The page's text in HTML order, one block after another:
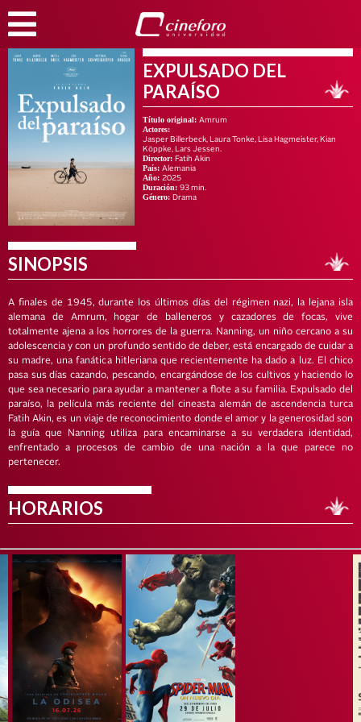
EXPULSADO DEL
PARAÍSO
Título original: Amrum
Actores:
Jasper Billerbeck, Laura Tonke, Lisa Hagmeister, Kian
Köppke, Lars Jessen.
Director: Fatih Akin
País: Alemania
Año: 2025
Duración: 93 min.
Género: Drama
SINOPSIS
A finales de 1945, durante los últimos días del régimen nazi, la lejana isla
alemana de Amrum, hogar de balleneros y cazadores de focas, vive
totalmente ajena a los horrores de la guerra. Nanning, un niño cercano a su
adolescencia y con un profundo sentido de deber, está encargado de cuidar a
su madre, una fanática hitleriana que recientemente ha dado a luz. El chico
pasa sus días cazando, pescando, encargándose de los cultivos y haciendo lo
que sea necesario para ayudar a mantener a flote a su familia. Expulsado del
paraíso, la película más reciente del cineasta alemán de ascendencia turca
Fatih Akin, es un viaje de reconocimiento donde el amor y la generosidad son
la guía que Nanning utiliza para encaminarse a su verdadera identidad,
enfrentado a procesos de cambio de una nación a la que parece no
pertenecer.
HORARIOS